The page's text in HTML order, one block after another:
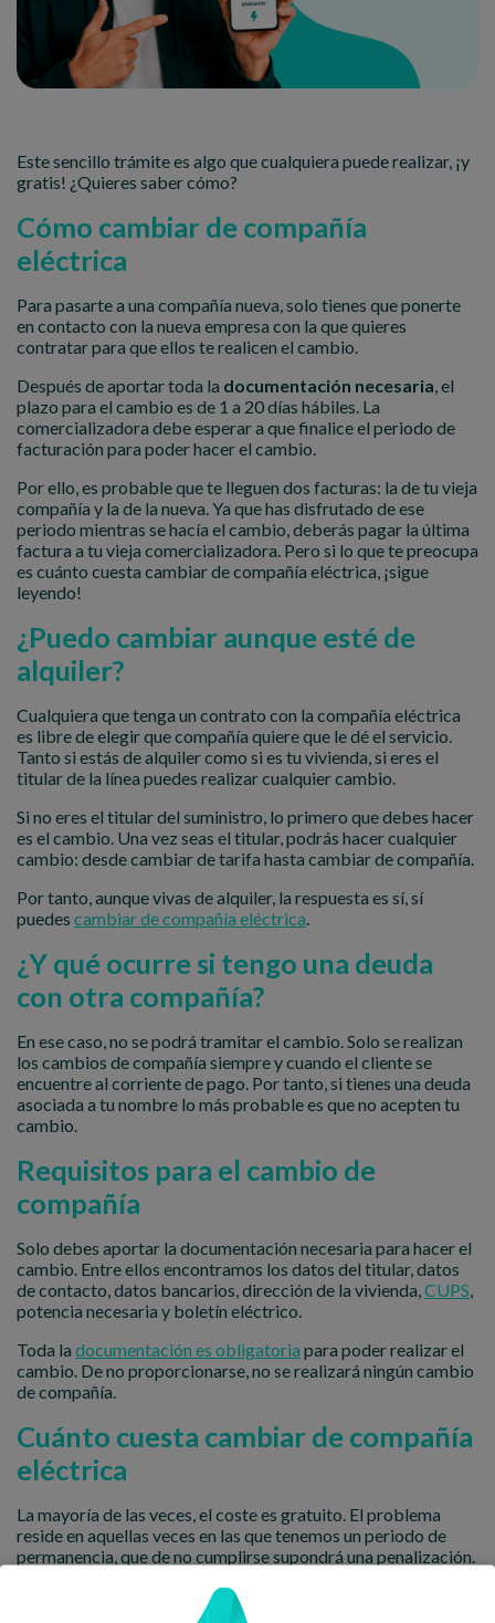
Este sencillo trámite es algo que cualquiera puede realizar, ¡y
gratis! ¿Quieres saber cómo?
Cómo cambiar de compañía
eléctrica
Para pasarte a una compañía nueva, solo tienes que ponerte
en contacto con la nueva empresa con la que quieres
contratar para que ellos te realicen el cambio.
Después de aportar toda la documentación necesaria , el
plazo para el cambio es de 1 a 20 días hábiles. La
comercializadora debe esperar a que finalice el periodo de
facturación para poder hacer el cambio.
Por ello, es probable que te lleguen dos facturas: la de tu vieja
compañía y la de la nueva. Ya que has disfrutado de ese
periodo mientras se hacía el cambio, deberás pagar la última
factura a tu vieja comercializadora. Pero si lo que te preocupa
es cuánto cuesta cambiar de compañía eléctrica, ¡sigue
leyendo!
¿Puedo cambiar aunque esté de
alquiler?
Cualquiera que tenga un contrato con la compañía eléctrica
es libre de elegir que compañía quiere que le dé el servicio.
Tanto si estás de alquiler como si es tu vivienda, si eres el
titular de la línea puedes realizar cualquier cambio.
Si no eres el titular del suministro, lo primero que debes hacer
es el cambio. Una vez seas el titular, podrás hacer cualquier
cambio: desde cambiar de tarifa hasta cambiar de compañía.
Por tanto, aunque vivas de alquiler, la respuesta es sí, sí
puedes cambiar de compañía eléctrica
¿Y qué ocurre si tengo una deuda
con otra compañía?
En ese caso, no se podrá tramitar el cambio. Solo se realizan
los cambios de compañía siempre y cuando el cliente se
encuentre al corriente de pago. Por tanto, si tienes una deuda
asociada a tu nombre lo más probable es que no acepten tu
cambio.
Requisitos para el cambio de
compañía
Solo debes aportar la documentación necesaria para hacer el
cambio. Entre ellos encontramos los datos del titular, datos
de contacto, datos bancarios, dirección de la vivienda, CUPS
potencia necesaria y boletín eléctrico.
Toda la documentación es obligatoria para poder realizar el
cambio. De no proporcionarse, no se realizará ningún cambio
de compañía.
Cuánto cuesta cambiar de compañía
eléctrica
La mayoría de las veces, el coste es gratuito. El problema
reside en aquellas veces en las que tenemos un periodo de
permanencia, que de no cumplirse supondrá una penalización.
eléctrica es: depende de tu situación.